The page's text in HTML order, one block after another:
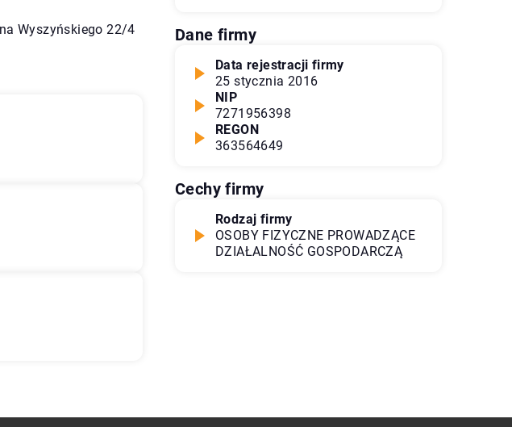
Wyszyńskiego 22/4
Dane firmy
Data rejestracji firmy
25 stycznia 2016
NIP
7271956398
REGON
363564649
Cechy firmy
Rodzaj firmy
OSOBY FIZYCZNE PROWADZĄCE
DZIAŁALNOŚĆ GOSPODARCZĄ